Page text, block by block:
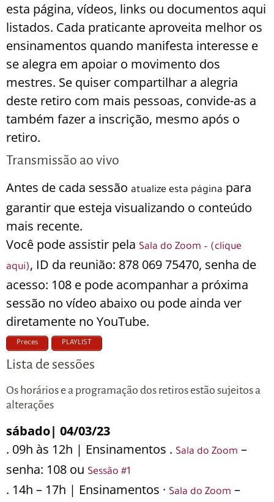
esta página, vídeos, links ou documentos aqui
listados. Cada praticante aproveita melhor os
ensinamentos quando manifesta interesse e
se alegra em apoiar o movimento dos
mestres. Se quiser compartilhar a alegria
deste retiro com mais pessoas, convide-as a
também fazer a inscrição, mesmo após o
retiro.
Transmissão ao vivo
Antes de cada sessão atualize esta página para
garantir que esteja visualizando o conteúdo
mais recente.
Você pode assistir pela Sala do Zoom – (clique
aqui), ID da reunião: 878 069 75470, senha de
acesso: 108 e pode acompanhar a próxima
sessão no vídeo abaixo ou pode ainda ver
diretamente no YouTube.
Preces PLAYLIST
Lista de sessões
Os horários e a programação dos retiros estão sujeitos a
alterações
sábado| 04/03/23
. 09h às 12h | Ensinamentos . Sala do Zoom –
senha: 108 ou Sessão #1
. 14h – 17h | Ensinamentos · Sala do Zoom –